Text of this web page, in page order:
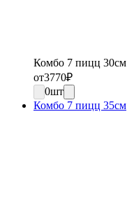
Комбо 7 пицц 30см
от3770₽
0шт
Комбо 7 пицц 35см